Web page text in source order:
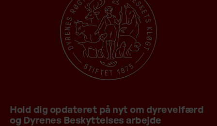
Hold dig opdateret på nyt om dyrevelfærd
og Dyrenes Beskyttelses arbejde